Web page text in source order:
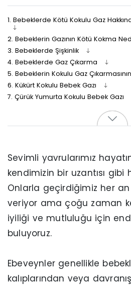
1. Bebeklerde Kötü Kokulu Gaz
2. Bebeklerin Gazının Kötü Kokma
3. Bebeklerde Şişkinlik
4. Bebeklerde Gaz Çıkarma
5. Bebeklerin Kokulu Gaz
6. Kükürt Kokulu Bebek Gazı
7. Çürük Yumurta Kokulu Bebek Gazı
Sevimli yavrularımız
kendimizin bir uzantısı gibi
Onlarla geçirdiğimiz her
veriyor ama çoğu zaman
iyiliği ve mutluluğu için
buluyoruz.
Ebeveynler genellikle
kalıplarından veya